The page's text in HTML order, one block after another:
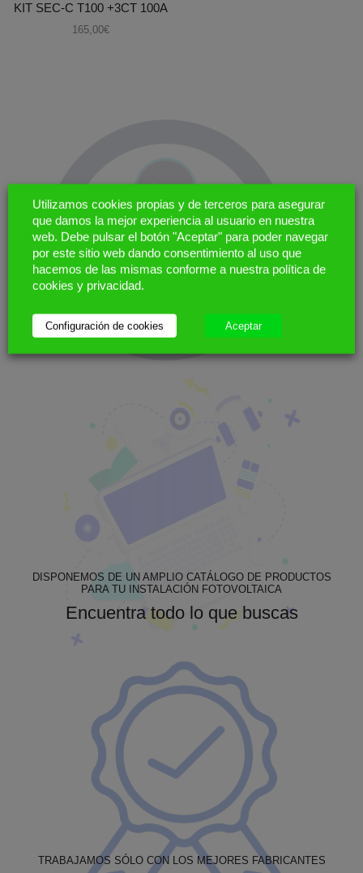
KIT SEC-C T100 +3CT 100A
165,00€
ESTAMOS ENCANTADOS DE AYUDARTE
¿Tienes alguna consulta?
DISPONEMOS DE UN AMPLIO CATÁLOGO DE PRODUCTOS
PARA TU INSTALACIÓN FOTOVOLTAICA
Encuentra todo lo que buscas
TRABAJAMOS SÓLO CON LOS MEJORES FABRICANTES
Utilizamos cookies propias y de terceros para asegurar
que damos la mejor experiencia al usuario en nuestra
web. Debe pulsar el botón "Aceptar" para poder navegar
por este sitio web dando consentimiento al uso que
hacemos de las mismas conforme a nuestra política de
cookies y privacidad.
Configuración de cookies Aceptar